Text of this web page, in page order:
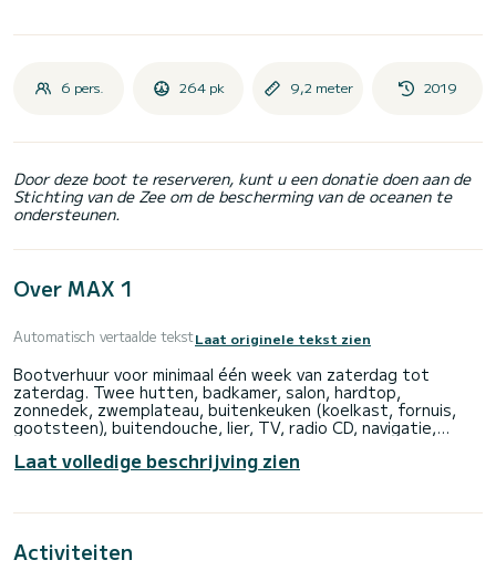
6 pers. 264 pk 9,2 meter 2019
Door deze boot te reserveren, kunt u een donatie doen aan de
Stichting van de Zee om de bescherming van de oceanen te
ondersteunen.
Over MAX 1
Automatisch vertaalde tekstLaat originele tekst zien
Bootverhuur voor minimaal één week van zaterdag tot
zaterdag. Twee hutten, badkamer, salon, hardtop,
zonnedek, zwemplateau, buitenkeuken (koelkast, fornuis,
gootsteen), buitendouche, lier, TV, radio CD, navigatie,
reddingsvesten, enz.)..) Volvo Penta D4 260PK motor,
verbruik 23-25L/u, snelheid tot 30 knopen,
Beddengoed, handdoeken, volledige keukengerei.
Laat volledige beschrijving zien
Activiteiten